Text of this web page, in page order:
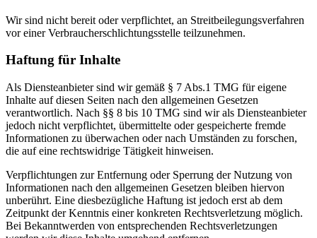
Wir sind nicht bereit oder verpflichtet, an Streitbeilegungsverfahren
vor einer Verbraucherschlichtungsstelle teilzunehmen.
Haftung für Inhalte
Als Diensteanbieter sind wir gemäß § 7 Abs.1 TMG für eigene
Inhalte auf diesen Seiten nach den allgemeinen Gesetzen
verantwortlich. Nach §§ 8 bis 10 TMG sind wir als Diensteanbieter
jedoch nicht verpflichtet, übermittelte oder gespeicherte fremde
Informationen zu überwachen oder nach Umständen zu forschen,
die auf eine rechtswidrige Tätigkeit hinweisen.
Verpflichtungen zur Entfernung oder Sperrung der Nutzung von
Informationen nach den allgemeinen Gesetzen bleiben hiervon
unberührt. Eine diesbezügliche Haftung ist jedoch erst ab dem
Zeitpunkt der Kenntnis einer konkreten Rechtsverletzung möglich.
Bei Bekanntwerden von entsprechenden Rechtsverletzungen